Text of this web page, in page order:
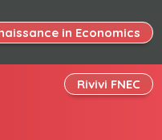
in Economics
Rivivi FNEC